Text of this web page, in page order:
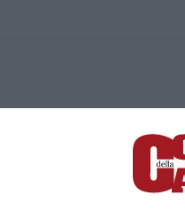
Lamezia Terme (CZ)
- Direttore responsabile